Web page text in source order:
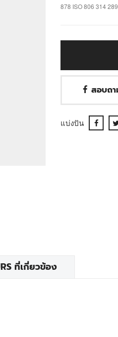
878 ISO 806 314
สอบถา
แบ่งปัน
ที่เกี่ยวข้อง